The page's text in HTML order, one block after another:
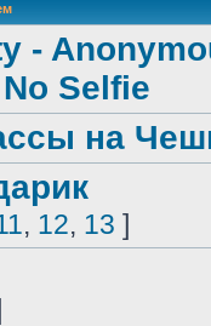
-
Selfie
на
, 12, 13 ]